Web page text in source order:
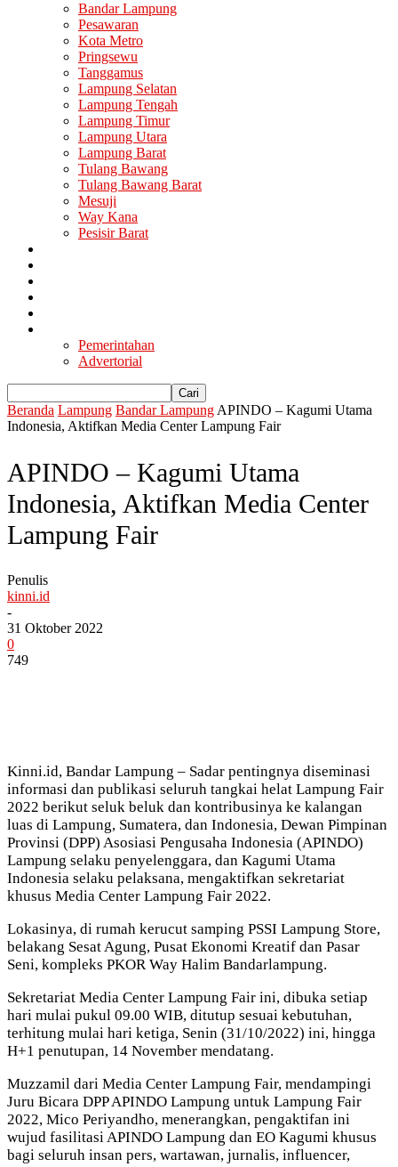
Bandar Lampung
Pesawaran
Kota Metro
Pringsewu
Tanggamus
Lampung Selatan
Lampung Tengah
Lampung Timur
Lampung Utara
Lampung Barat
Tulang Bawang
Tulang Bawang Barat
Mesuji
Way Kana
Pesisir Barat
Pemerintahan
Advertorial
Beranda Lampung Bandar Lampung APINDO – Kagumi Utama
Indonesia, Aktifkan Media Center Lampung Fair
APINDO – Kagumi Utama
Indonesia, Aktifkan Media Center
Lampung Fair
Penulis
kinni.id
-
31 Oktober 2022
0
749
Kinni.id, Bandar Lampung – Sadar pentingnya diseminasi
informasi dan publikasi seluruh tangkai helat Lampung Fair
2022 berikut seluk beluk dan kontribusinya ke kalangan
luas di Lampung, Sumatera, dan Indonesia, Dewan Pimpinan
Provinsi (DPP) Asosiasi Pengusaha Indonesia (APINDO)
Lampung selaku penyelenggara, dan Kagumi Utama
Indonesia selaku pelaksana, mengaktifkan sekretariat
khusus Media Center Lampung Fair 2022.
Lokasinya, di rumah kerucut samping PSSI Lampung Store,
belakang Sesat Agung, Pusat Ekonomi Kreatif dan Pasar
Seni, kompleks PKOR Way Halim Bandarlampung.
Sekretariat Media Center Lampung Fair ini, dibuka setiap
hari mulai pukul 09.00 WIB, ditutup sesuai kebutuhan,
terhitung mulai hari ketiga, Senin (31/10/2022) ini, hingga
H+1 penutupan, 14 November mendatang.
Muzzamil dari Media Center Lampung Fair, mendampingi
Juru Bicara DPP APINDO Lampung untuk Lampung Fair
2022, Mico Periyandho, menerangkan, pengaktifan ini
wujud fasilitasi APINDO Lampung dan EO Kagumi khusus
bagi seluruh insan pers, wartawan, jurnalis, influencer,